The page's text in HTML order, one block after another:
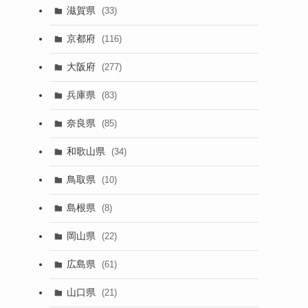
滋賀県 (33)
京都府 (116)
大阪府 (277)
兵庫県 (83)
奈良県 (85)
和歌山県 (34)
鳥取県 (10)
島根県 (8)
岡山県 (22)
広島県 (61)
山口県 (21)